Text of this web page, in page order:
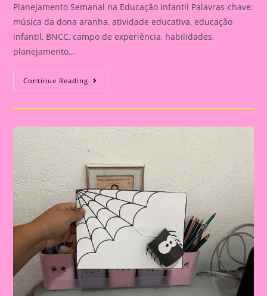
Planejamento Semanal na Educação Infantil Palavras-chave:
música da dona aranha, atividade educativa, educação
infantil, BNCC, campo de experiência, habilidades,
planejamento…
Continue Reading Atividade
Educativa
Dona
Aranha:
Planejamento
Semanal
Na
Educação
Infantil